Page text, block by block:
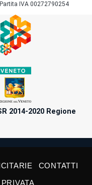
IVA 00272790254
2014-2020 Regione
CONTATTI